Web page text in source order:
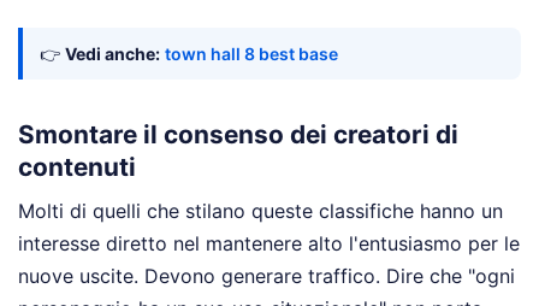
👉 Vedi anche: town hall 8 best base
Smontare il consenso dei creatori di
contenuti
Molti di quelli che stilano queste classifiche hanno un
interesse diretto nel mantenere alto l'entusiasmo per le
nuove uscite. Devono generare traffico. Dire che "ogni